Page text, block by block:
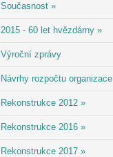
Současnost »
2015 - 60 let hvězdárny »
Výroční zprávy
Návrhy rozpočtu organizace
Rekonstrukce 2012 »
Rekonstrukce 2016 »
Rekonstrukce 2017 »